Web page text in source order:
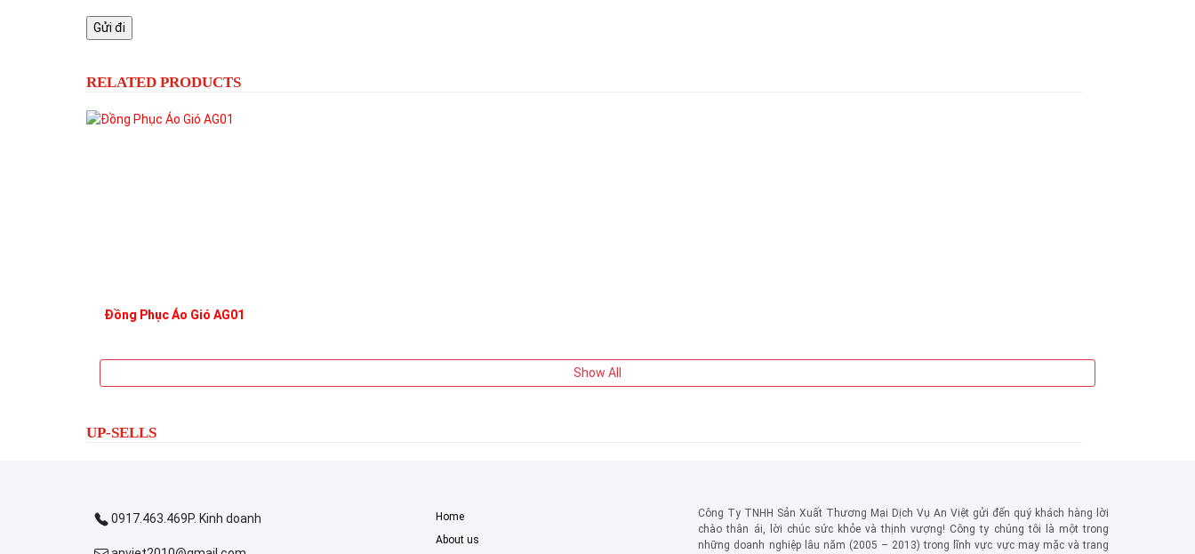
RELATED PRODUCTS
Đồng Phục Áo Gió AG01
Show All
UP-SELLS
0917.463.469P. Kinh doanh
Home
About us
Công Ty TNHH Sản Xuất Thương Mại Dịch Vụ An Việt gửi đến quý khách hàng lời
chào thân ái, lời chúc sức khỏe và thịnh vượng! Công ty chúng tôi là một trong
những doanh nghiệp lâu năm (2005 – 2013) trong lĩnh vực vực may mặc và trang